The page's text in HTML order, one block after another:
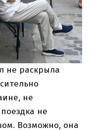
не раскрыла
не
не
Возможно, она